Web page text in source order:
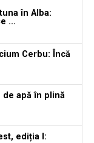
lista posturilor
disponibile la 4
lista posturilor
la 4 august
posturilor
în Alba:
...
Cerbu: Încă
de apă în plină
ediția I: